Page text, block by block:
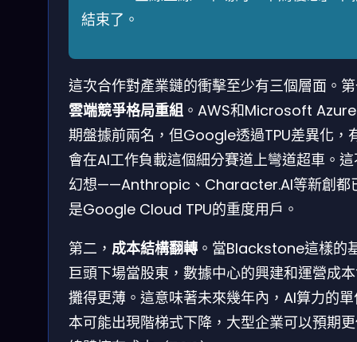
結束了。
這次合作對產業鏈的衝擊至少有三個層面。
雲端競爭格局重組 。AWS和Microsoft
期盤據前兩名，但Google透過TPU差異化，
會在AI工作負載這個細分賽道上彎道超車。
幻想——Anthropic、Character.AI等新創都
是Google Cloud TPU的重度用戶。
第二， 成本結構翻轉 。當Blackstone這樣的
巨頭下場當股東，數據中心的興建和運營成
攤得更薄。這意味著未來幾年內，AI算力的
本可能出現階梯式下降，大型企業可以預期